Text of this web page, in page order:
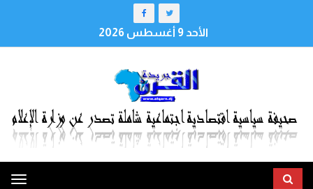
الأحد 9 أغسطس 2026